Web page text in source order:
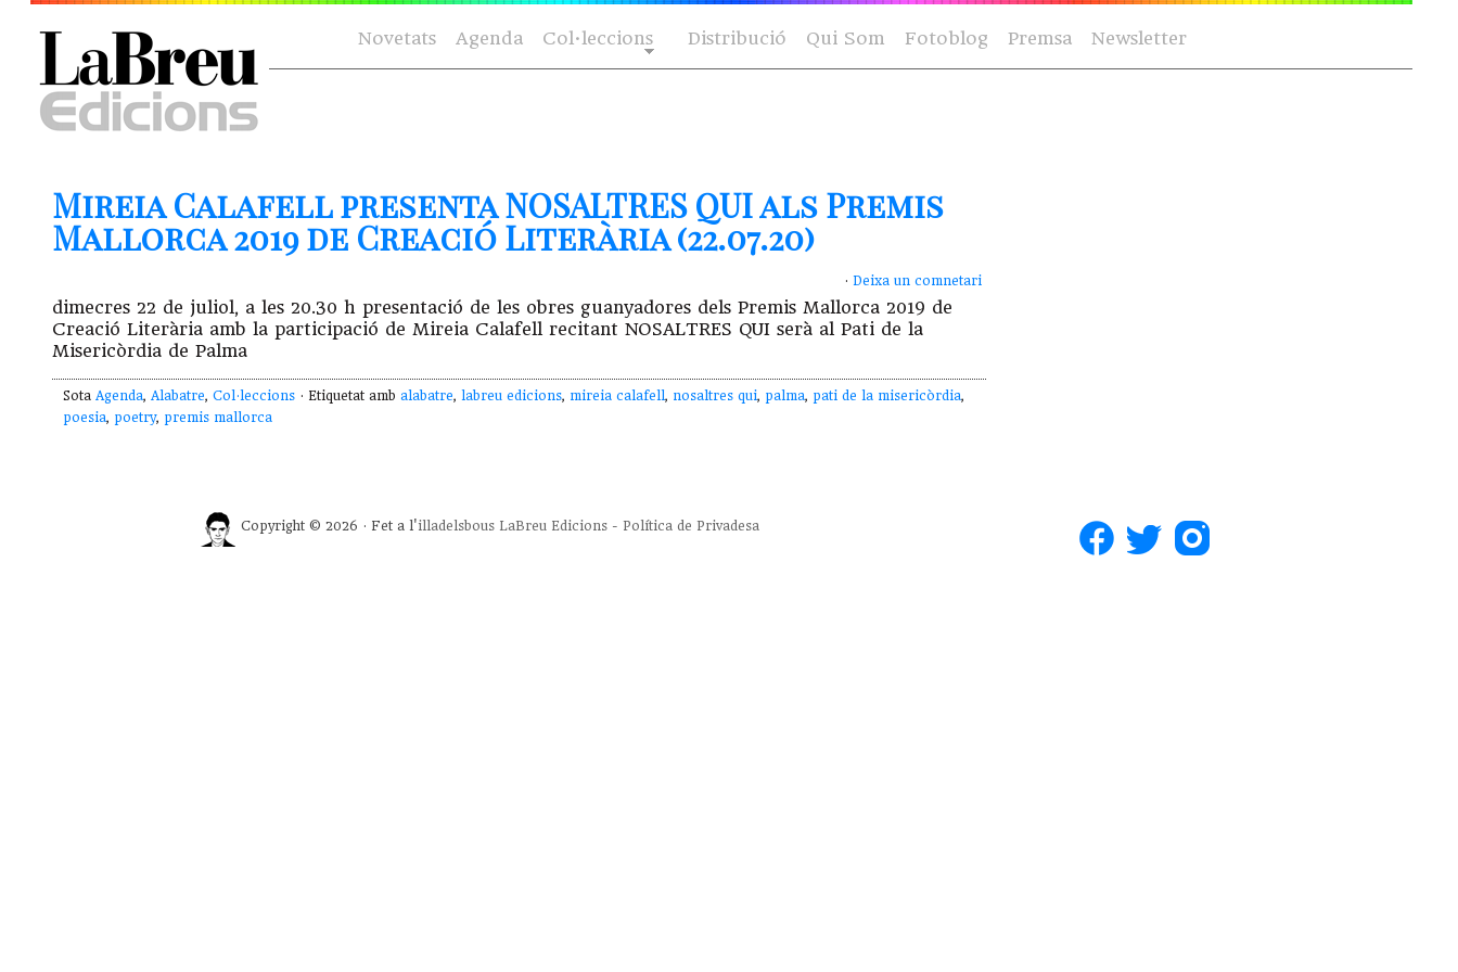
Novetats Agenda Col·leccions Distribució Qui Som Fotoblog Premsa Newsletter
Mireia Calafell presenta NOSALTRES QUI als Premis
Mallorca 2019 de Creació Literària (22.07.20)
· Deixa un comnetari
dimecres 22 de juliol, a les 20.30 h presentació de les obres guanyadores dels Premis Mallorca 2019 de
Creació Literària amb la participació de Mireia Calafell recitant NOSALTRES QUI serà al Pati de la
Misericòrdia de Palma
Sota Agenda, Alabatre, Col·leccions · Etiquetat amb alabatre, labreu edicions, mireia calafell, nosaltres qui, palma, pati de la misericòrdia,
poesia, poetry, premis mallorca
Copyright © 2026 · Fet a l'illadelsbous LaBreu Edicions - Política de Privadesa